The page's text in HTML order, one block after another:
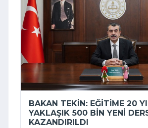
BAKAN TEKIN: EĞITIME 20
YAKLAŞIK 500 BIN YENI
KAZANDIRILDI